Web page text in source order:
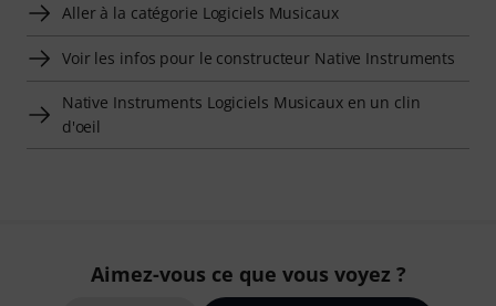
Aller à la catégorie Logiciels Musicaux
Voir les infos pour le constructeur Native Instruments
Native Instruments Logiciels Musicaux en un clin
d'oeil
Aimez-vous ce que vous voyez ?